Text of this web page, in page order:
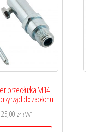
przedłużka M14
do zapłonu
25,00 zł z VAT